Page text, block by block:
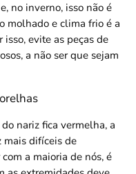
no inverno, isso não é
molhado e clima frio é a
isso, evite as peças de
a não ser que sejam
nariz fica vermelha, a
mais difíceis de
a maioria de nós, é